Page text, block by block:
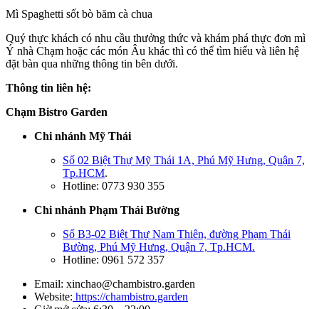
Mì Spaghetti sốt bò băm cà chua
Quý thực khách có nhu cầu thưởng thức và khám phá thực đơn mì
Ý nhà Chạm hoặc các món Âu khác thì có thể tìm hiểu và liên hệ
đặt bàn qua những thông tin bên dưới.
Thông tin liên hệ:
Chạm Bistro Garden
Chi nhánh Mỹ Thái
Số 02 Biệt Thự Mỹ Thái 1A, Phú Mỹ Hưng, Quận 7,
Tp.HCM.
Hotline: 0773 930 355
Chi nhánh Phạm Thái Bường
Số B3-02 Biệt Thự Nam Thiên, đường Phạm Thái
Bường, Phú Mỹ Hưng, Quận 7, Tp.HCM.
Hotline: 0961 572 357
Email: xinchao@chambistro.garden
Website: https://chambistro.garden